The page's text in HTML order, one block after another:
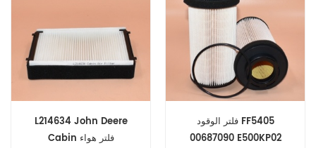
L214634 John Deere
Cabin فلتر هواء
فلتر الوقود FF5405
00687090 E500KP02